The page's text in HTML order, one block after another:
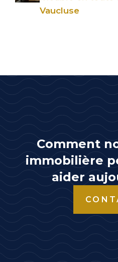
Vaucluse
Comment
immobilière
aider